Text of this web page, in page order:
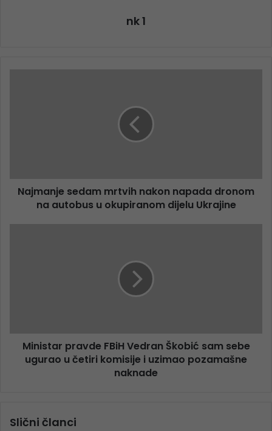
nk 1
Najmanje sedam mrtvih nakon napada dronom
na autobus u okupiranom dijelu Ukrajine
Ministar pravde FBiH Vedran Škobić sam sebe
ugurao u četiri komisije i uzimao pozamašne
naknade
Slični članci